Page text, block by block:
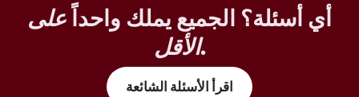
أي أسئلة؟ الجميع يملك واحداً على
الأقل.
اقرأ الأسئلة الشائعة